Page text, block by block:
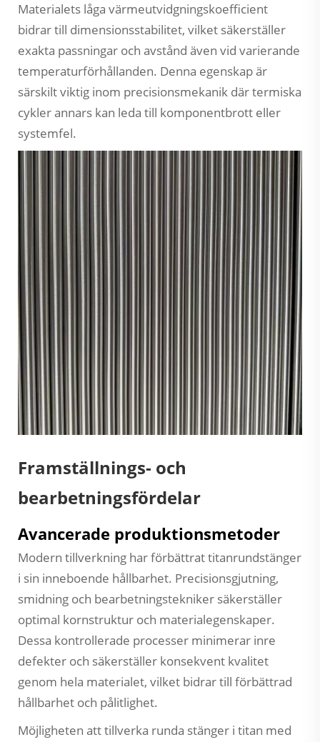
Materialets låga värmeutvidgningskoefficient
bidrar till dimensionsstabilitet, vilket säkerställer
exakta passningar och avstånd även vid varierande
temperaturförhållanden. Denna egenskap är
särskilt viktig inom precisionsmekanik där termiska
cykler annars kan leda till komponentbrott eller
systemfel.
Framställnings- och
bearbetningsfördelar
Avancerade produktionsmetoder
Modern tillverkning har förbättrat titanrundstänger
i sin inneboende hållbarhet. Precisionsgjutning,
smidning och bearbetningstekniker säkerställer
optimal kornstruktur och materialegenskaper.
Dessa kontrollerade processer minimerar inre
defekter och säkerställer konsekvent kvalitet
genom hela materialet, vilket bidrar till förbättrad
hållbarhet och pålitlighet.
Möjligheten att tillverka runda stänger i titan med